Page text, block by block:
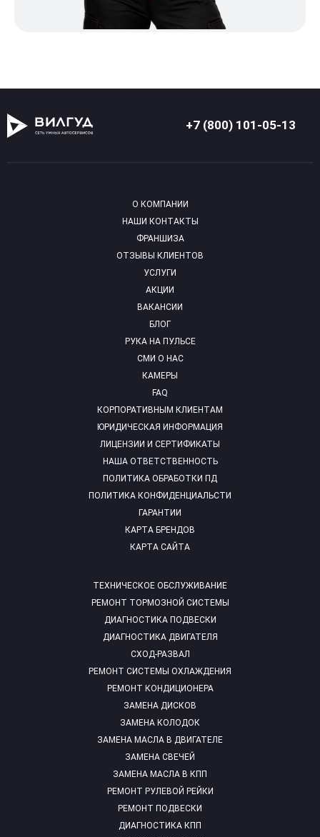
+7 (800) 101-05-13
О КОМПАНИИ
НАШИ КОНТАКТЫ
ФРАНШИЗА
ОТЗЫВЫ КЛИЕНТОВ
УСЛУГИ
АКЦИИ
ВАКАНСИИ
БЛОГ
РУКА НА ПУЛЬСЕ
СМИ О НАС
КАМЕРЫ
FAQ
ТЕХНИЧЕСКОЕ ОБСЛУЖИВАНИЕ
РЕМОНТ ТОРМОЗНОЙ СИСТЕМЫ
ДИАГНОСТИКА ПОДВЕСКИ
ДИАГНОСТИКА ДВИГАТЕЛЯ
СХОД-РАЗВАЛ
РЕМОНТ СИСТЕМЫ ОХЛАЖДЕНИЯ
РЕМОНТ КОНДИЦИОНЕРА
ЗАМЕНА ДИСКОВ
ЗАМЕНА КОЛОДОК
ЗАМЕНА МАСЛА В ДВИГАТЕЛЕ
ЗАМЕНА СВЕЧЕЙ
ЗАМЕНА МАСЛА В КПП
РЕМОНТ РУЛЕВОЙ РЕЙКИ
РЕМОНТ ПОДВЕСКИ
ДИАГНОСТИКА КПП
КОРПОРАТИВНЫМ КЛИЕНТАМ
ЮРИДИЧЕСКАЯ ИНФОРМАЦИЯ
ЛИЦЕНЗИИ И СЕРТИФИКАТЫ
НАША ОТВЕТСТВЕННОСТЬ
ПОЛИТИКА ОБРАБОТКИ ПД
ПОЛИТИКА КОНФИДЕНЦИАЛЬСТИ
ГАРАНТИИ
КАРТА БРЕНДОВ
КАРТА САЙТА